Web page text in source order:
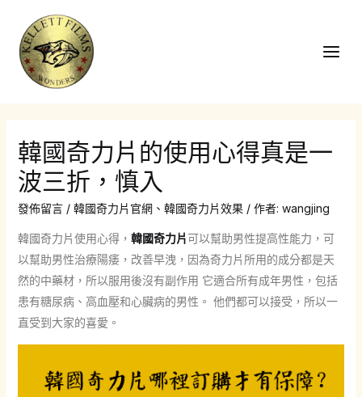
韓國奇力片的使用心得真是一
波三折，慎入
發佈留言 / 韓國奇力片官網、 韓國奇力片效果/ 作者: wangjing
韓國奇力片使用心得， 韓國奇力片可以幫助男性提高性能力，可
以幫助男性治療陽痿，改善早洩，因為奇力片所用的成分都是天
然的中藥材，所以服用後沒有副作用 它適合所有成年男性，包括
患有糖尿病、高血壓和心臟病的男性。 他們都可以接受，所以一
直受到大家的喜愛。